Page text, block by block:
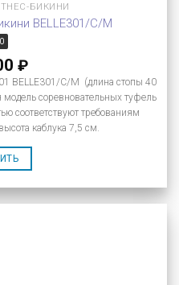
БИКИНИ
BELLE301/C/M
₽
BELLE301/C/M (длина стопы 40
соревновательных туфель
соответствуют требованиям
каблука 7,5 см.